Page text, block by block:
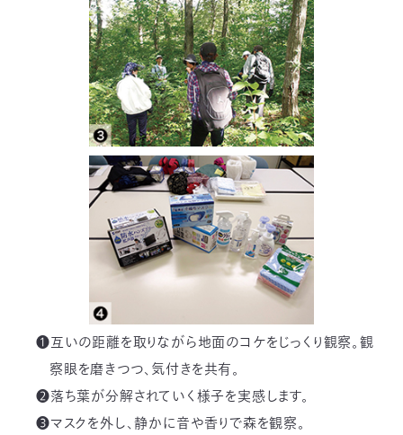
❶互いの距離を取りながら地面のコケをじっくり観察。観
察眼を磨きつつ、気付きを共有。
❷落ち葉が分解されていく様子を実感します。
❸マスクを外し、静かに音や香りで森を観察。